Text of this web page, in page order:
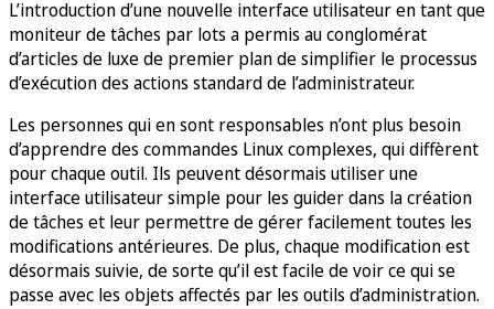
L’introduction d’une nouvelle interface utilisateur en tant que
moniteur de tâches par lots a permis au conglomérat
d’articles de luxe de premier plan de simplifier le processus
d’exécution des actions standard de l’administrateur.
Les personnes qui en sont responsables n’ont plus besoin
d’apprendre des commandes Linux complexes, qui diffèrent
pour chaque outil. Ils peuvent désormais utiliser une
interface utilisateur simple pour les guider dans la création
de tâches et leur permettre de gérer facilement toutes les
modifications antérieures. De plus, chaque modification est
désormais suivie, de sorte qu’il est facile de voir ce qui se
passe avec les objets affectés par les outils d’administration.